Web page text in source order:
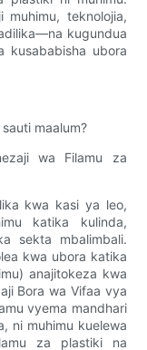
muhimu, teknolojia,
kugundua
kusababisha ubora
maalum?
wa Filamu za
kwa kasi ya leo,
katika kulinda,
sekta mbalimbali.
kwa ubora katika
anajitokeza kwa
Bora wa Vifaa vya
vyema mandhari
ni muhimu kuelewa
za plastiki na